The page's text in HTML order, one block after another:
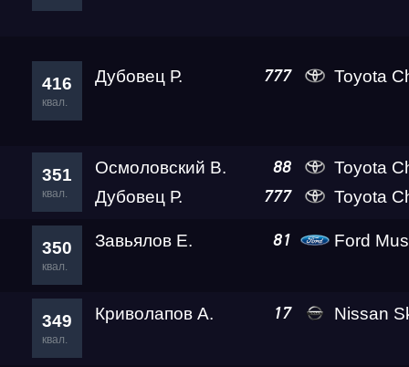
416
квал.
Дубовец Р. 777 Toyota
351
квал.
Осмоловский В. 88
Toyota
Дубовец Р.
777 Toyota
350
квал.
Завьялов Е. 81 Ford
349
квал.
Криволапов А. 17 Nissan